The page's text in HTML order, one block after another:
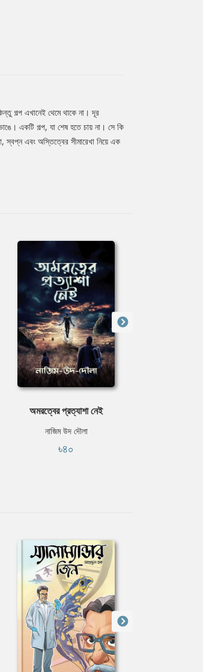
গল্প এখানেই থেমে থাকে না। দূর
একটি গল্প, যা শেষ হতে চায় না। সে কি
স্বপ্ন এবং অস্তিত্বের সীমারেখা নিয়ে এক
অমরত্বের প্রত্যাশা নেই
নাজিম উদ দৌলা
৳৪০